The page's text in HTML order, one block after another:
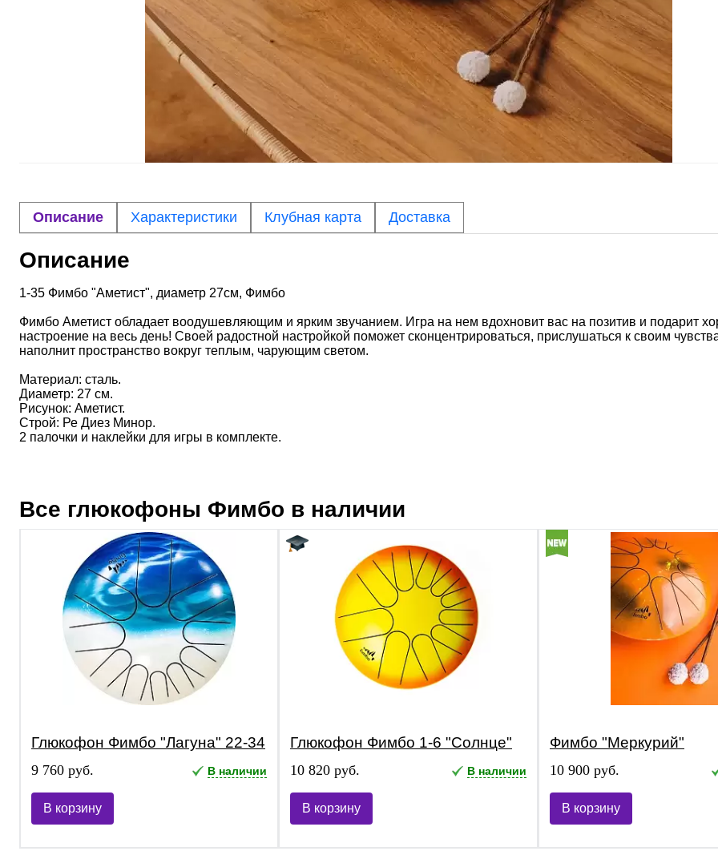
Описание Характеристики Клубная карта Доставка
Описание
1-35 Фимбо "Аметист", диаметр 27см, Фимбо
Фимбо Аметист обладает воодушевляющим и ярким звучанием. Игра на нем вдохновит вас на позитив и подарит
настроение на весь день! Своей радостной настройкой поможет сконцентрироваться, прислушаться к своим
наполнит пространство вокруг теплым, чарующим светом.
Материал: сталь.
Диаметр: 27 см.
Рисунок: Аметист.
Строй: Ре Диез Минор.
2 палочки и наклейки для игры в комплекте.
Все глюкофоны Фимбо в наличии
Глюкофон Фимбо "Лагуна" 22-34
9 760 руб. В наличии
В корзину
Глюкофон Фимбо 1-6 "Солнце"
10 820 руб. В наличии
В корзину
Фимбо "Меркурий"
10 900 руб.
В корзину